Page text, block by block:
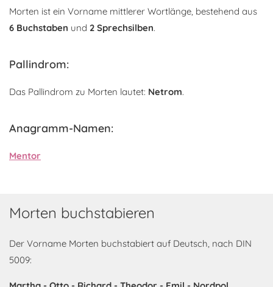
Morten ist ein Vorname mittlerer Wortlänge, bestehend aus
6 Buchstaben und 2 Sprechsilben.
Pallindrom:
Das Pallindrom zu Morten lautet: Netrom.
Anagramm-Namen:
Mentor
Morten buchstabieren
Der Vorname Morten buchstabiert auf Deutsch, nach DIN
5009: